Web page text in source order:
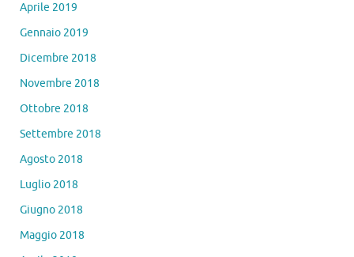
Aprile 2019
Gennaio 2019
Dicembre 2018
Novembre 2018
Ottobre 2018
Settembre 2018
Agosto 2018
Luglio 2018
Giugno 2018
Maggio 2018